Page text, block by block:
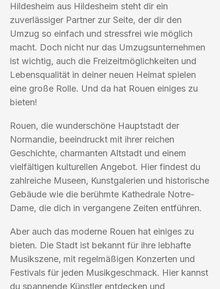
Hildesheim aus Hildesheim steht dir ein
zuverlässiger Partner zur Seite, der dir den
Umzug so einfach und stressfrei wie möglich
macht. Doch nicht nur das Umzugsunternehmen
ist wichtig, auch die Freizeitmöglichkeiten und
Lebensqualität in deiner neuen Heimat spielen
eine große Rolle. Und da hat Rouen einiges zu
bieten!
Rouen, die wunderschöne Hauptstadt der
Normandie, beeindruckt mit ihrer reichen
Geschichte, charmanten Altstadt und einem
vielfältigen kulturellen Angebot. Hier findest du
zahlreiche Museen, Kunstgalerien und historische
Gebäude wie die berühmte Kathedrale Notre-
Dame, die dich in vergangene Zeiten entführen.
Aber auch das moderne Rouen hat einiges zu
bieten. Die Stadt ist bekannt für ihre lebhafte
Musikszene, mit regelmäßigen Konzerten und
Festivals für jeden Musikgeschmack. Hier kannst
du spannende Künstler entdecken und